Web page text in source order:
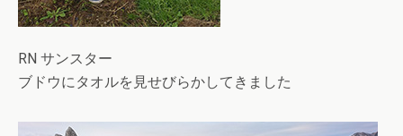
RN サンスター
ブドウにタオルを見せびらかしてきました